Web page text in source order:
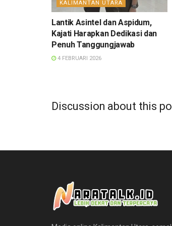
KALIMANTAN UTARA
Lantik Asintel dan Aspidum,
Kajati Harapkan Dedikasi dan
Penuh Tanggungjawab
4 FEBRUARI 2026
Discussion about this